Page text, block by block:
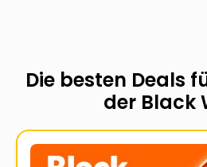
Die besten Deals
der Black